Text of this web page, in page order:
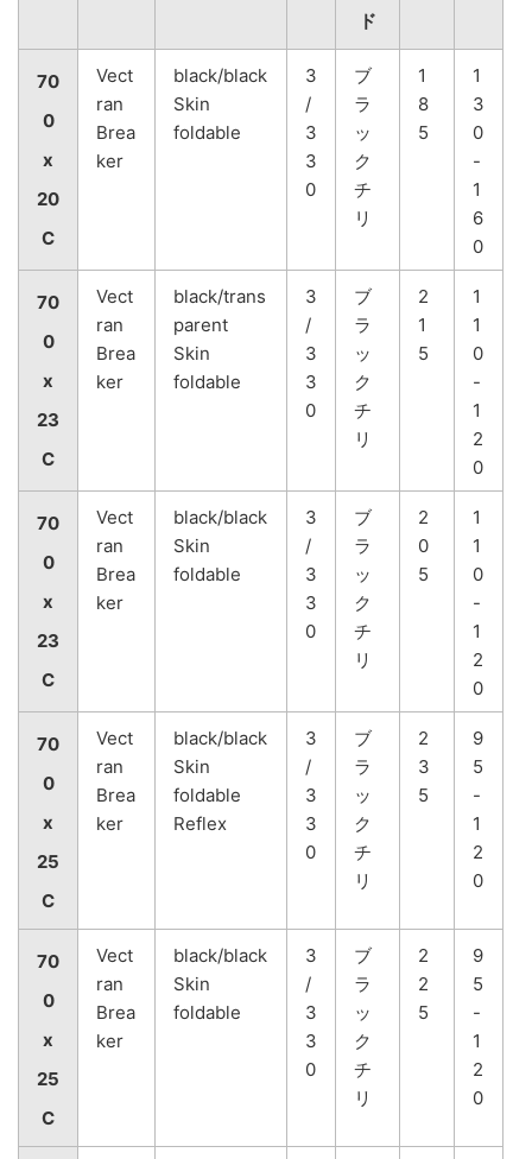
ド
70
0
x
20
C
Vect
ran
Brea
ker
black/black
Skin
foldable
3
/
3
3
0
ブ
ラ
ッ
ク
チ
リ
1
8
5
1
3
0
-
1
6
0
70
0
x
23
C
Vect
ran
Brea
ker
black/trans
parent
Skin
foldable
3
/
3
3
0
ブ
ラ
ッ
ク
チ
リ
2
1
5
1
1
0
-
1
2
0
70
0
x
23
C
Vect
ran
Brea
ker
black/black
Skin
foldable
3
/
3
3
0
ブ
ラ
ッ
ク
チ
リ
2
0
5
1
1
0
-
1
2
0
70
0
x
25
C
Vect
ran
Brea
ker
black/black
Skin
foldable
Reflex
3
/
3
3
0
ブ
ラ
ッ
ク
チ
リ
2
3
5
9
5
-
1
2
0
70
0
x
25
C
Vect
ran
Brea
ker
black/black
Skin
foldable
3
/
3
3
0
ブ
ラ
ッ
ク
チ
リ
2
2
5
9
5
-
1
2
0